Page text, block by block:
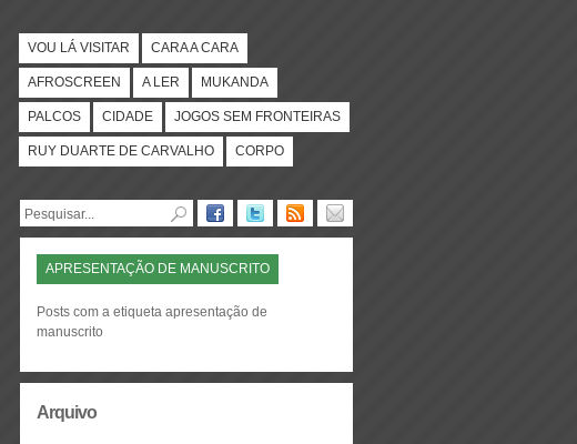
VOU LÁ VISITAR CARA A CARA
AFROSCREEN A LER MUKANDA
PALCOS CIDADE JOGOS SEM FRONTEIRAS
RUY DUARTE DE CARVALHO CORPO
APRESENTAÇÃO DE MANUSCRITO
Posts com a etiqueta apresentação de
manuscrito
Arquivo